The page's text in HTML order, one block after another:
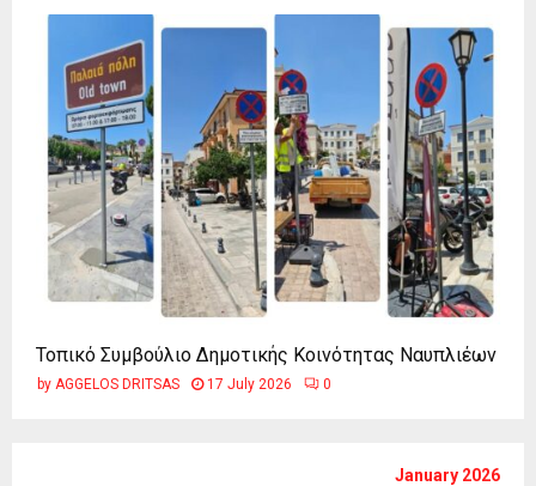
Τοπικό Συμβούλιο Δημοτικής Κοινότητας Ναυπλιέων
by AGGELOS DRITSAS 17 July 2026 0
January 2026